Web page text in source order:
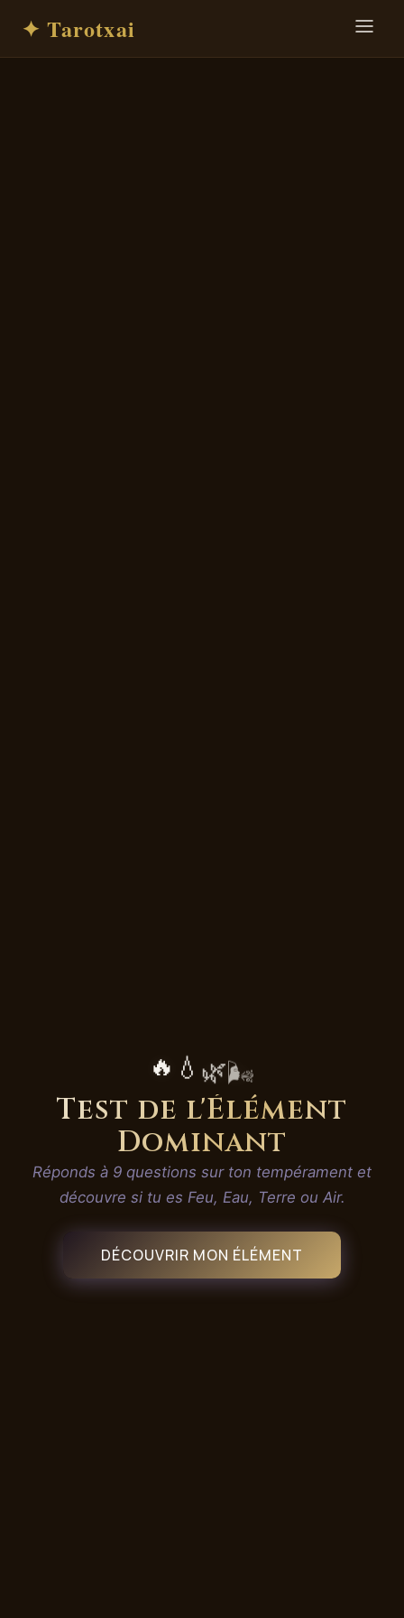
✦ Tarotxai
🔥 💧 🌿🌬️
Test de l'Élément
Dominant
Réponds à 9 questions sur ton tempérament et
découvre si tu es Feu, Eau, Terre ou Air.
DÉCOUVRIR MON ÉLÉMENT